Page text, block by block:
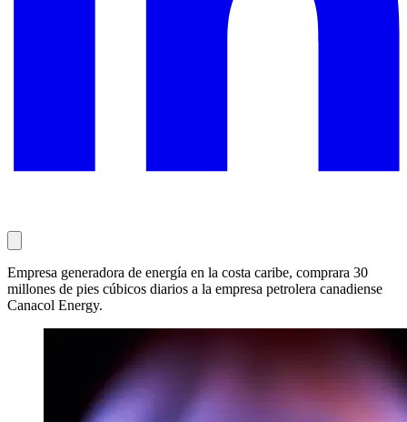
Empresa generadora de energía en la costa caribe, comprara 30
millones de pies cúbicos diarios a la empresa petrolera canadiense
Canacol Energy.